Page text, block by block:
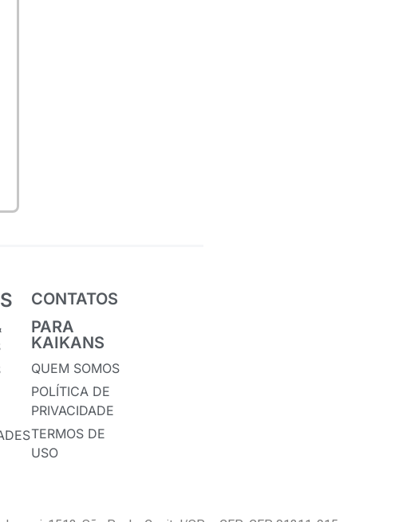
CONTATOS
PARA
KAIKANS
QUEM SOMOS
POLÍTICA DE
PRIVACIDADE
TERMOS DE
USO